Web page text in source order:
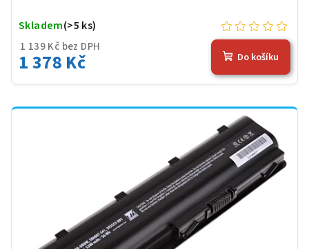
1 139 Kč bez DPH
1 378 Kč
Skladem(>5 ks)
Do košíku